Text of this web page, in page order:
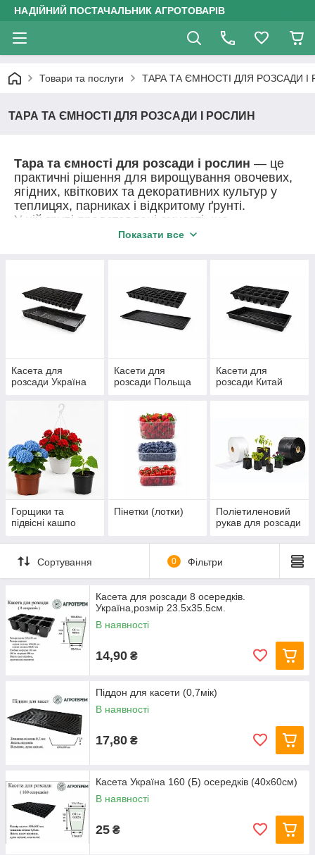
НАДІЙНИЙ ПОСТАЧАЛЬНИК АГРОТОВАРІВ
Товари та послуги ТАРА ТА ЄМНОСТІ ДЛЯ РОЗСАДИ І
ТАРА ТА ЄМНОСТІ ДЛЯ РОЗСАДИ І РОСЛИН
Тара та ємності для розсади і рослин — це
практичні рішення для вирощування овочевих,
ягідних, квіткових та декоративних культур у
теплицях, парниках і відкритому ґрунті.
У цій групі представлені ємності, що
забезпечують правильний розвиток кореневої
стійких до вологи, перепадів температур і
багаторазового використання. Підходить як для
домашнього вирощування розсади, так і для
професійного використання в тепличних
📦 ДО ГРУПИ ВХОДЯТЬ ТАКІ ТОВАРНІ
касети для розсади різної кількості
комірок;
пластикові горщики для розсади та
дорослих рослин;
рукава полієтиленові для пересадки
рослин;
піддони для касет;
стаканчики для розсади;
лотки для ягід і овочів .
Показати все
Касета для
розсади Україна
Касети для
розсади Польща
Касети для
розсади Китай
Горщики та
підвісні кашпо
Пінетки (лотки)
Поліетиленовий
рукав для розсади
Сортування 0 Фільтри
Касета для розсади 8 осередків.
Україна,розмір 23.5х35.5см.
В наявності
14,90 ₴
Піддон для касети (0,7мік)
В наявності
17,80 ₴
Касета Україна 160 (Б) осередків (40х60см)
В наявності
25 ₴